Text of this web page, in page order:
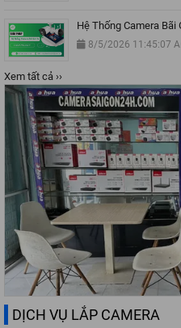
Hệ Thống Camera Bãi
8/5/2026 11:45:07
Xem tất cả ››
DỊCH VỤ LẮP CAMERA